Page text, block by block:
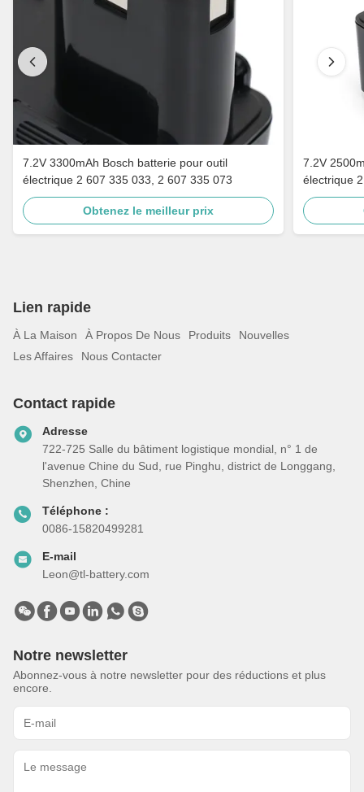
7.2V 3300mAh Bosch batterie pour outil
électrique 2 607 335 033, 2 607 335 073
Obtenez le meilleur prix
7.2V
électrique
Lien rapide
À La Maison À Propos De Nous Produits
Nouvelles
Les Affaires
Nous Contacter
Contact rapide
Adresse
722-725 Salle du bâtiment logistique mondial, n° 1 de
l'avenue Chine du Sud, rue Pinghu, district de Longgang,
Shenzhen, Chine
Téléphone :
0086-15820499281
E-mail
Leon@tl-battery.com
Notre newsletter
Abonnez-vous à notre newsletter pour des réductions et plus
encore.